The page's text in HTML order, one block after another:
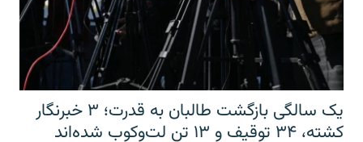
یک سالگی بازگشت طالبان به قدرت؛ ۳ خبرنگار
کشته، ۳۴ توقیف و ۱۳ تن لت‌وکوب شده‌اند